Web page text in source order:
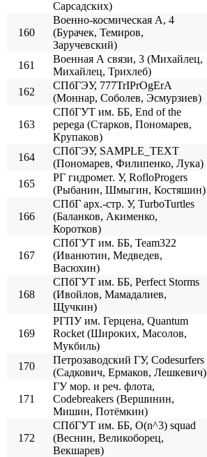
Cарсадских)
160
Военно-космическая А, 4
(Бурачек, Темиров,
Заручевский)
161
Военная А связи, 3 (Михайлец,
Михайлец, Трихлеб)
162
СПбГЭУ, 777TrIPrOgErA
(Моннар, Соболев, Эсмурзиев)
163
СПбГУТ им. ББ, End of the
pepega (Старков, Пономарев,
Крупаков)
164
СПбГЭУ, SAMPLE_TEXT
(Пономарев, Филипенко, Лука)
165
РГ гидромет. У, RofloProgers
(Рыбанин, Шмыгин, Костяшин)
166
СПбГ арх.-стр. У, TurboTurtles
(Баланков, Акименко,
Коротков)
167
СПбГУТ им. ББ, Team322
(Иванютин, Медведев,
Васюхин)
168
СПбГУТ им. ББ, Perfect Storms
(Ивойлов, Мамадалиев,
Щучкин)
169
РГПУ им. Герцена, Quantum
Rocket (Широких, Масолов,
Мукбиль)
170
Петрозаводский ГУ, Codesurfers
(Садкович, Ермаков, Лешкевич)
171
ГУ мор. и реч. флота,
Codebreakers (Вершинин,
Мишин, Потёмкин)
172
СПбГУТ им. ББ, O(n^3) squad
(Веснин, Великоборец,
Векшарев)